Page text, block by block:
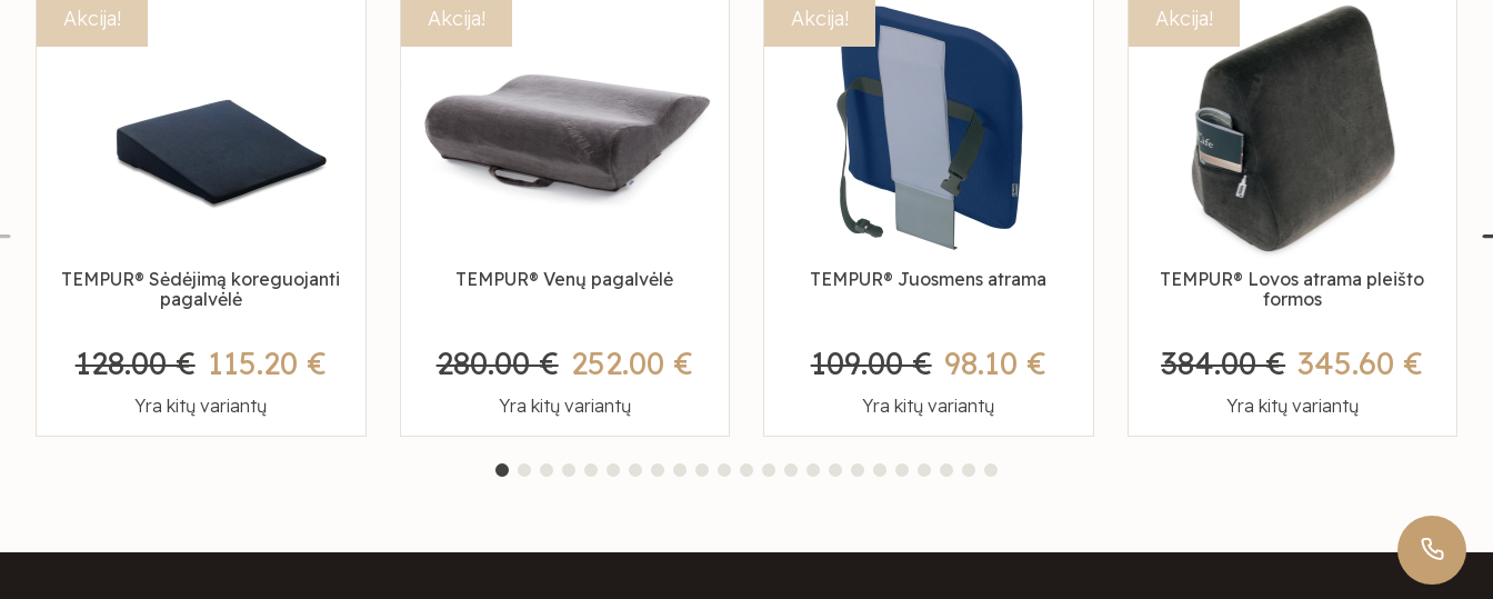
Akcija!
TEMPUR® Sėdėjimą koreguojanti
pagalvėlė
115.20 €
128.00 €
Yra kitų variantų
Akcija!
TEMPUR® Venų pagalvėlė
252.00 €
280.00 €
Yra kitų variantų
Akcija!
TEMPUR® Juosmens atrama
98.10 €
109.00 €
Yra kitų variantų
Akcija!
TEMPUR® Lovos atrama pleišto
formos
345.60 €
384.00 €
Yra kitų variantų